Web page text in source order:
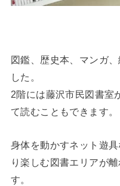
図鑑、歴史本、マンガ
した。
2階には藤沢市民図書室
て読むこともできます。
身体を動かすネット遊
り楽しむ図書エリアが
す。